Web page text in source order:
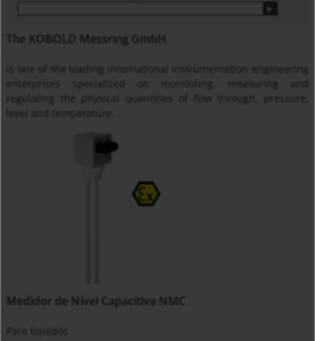
The KOBOLD Messring GmbH
is one of the leading international instrumentation engineering
enterprises specialized on monitoring, measuring and
regulating the physical quantities of flow through, pressure,
level and temperature.
Medidor de Nível Capacitiva NMC